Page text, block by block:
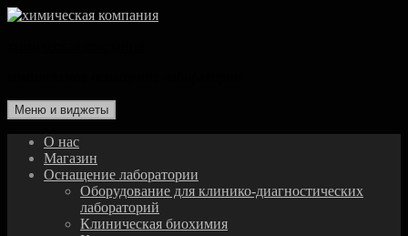
Перейти
Меню и виджеты
О нас
Магазин
Оснащение лаборатории
Оборудование для клинико-диагностических
лабораторий
Клиническая биохимия